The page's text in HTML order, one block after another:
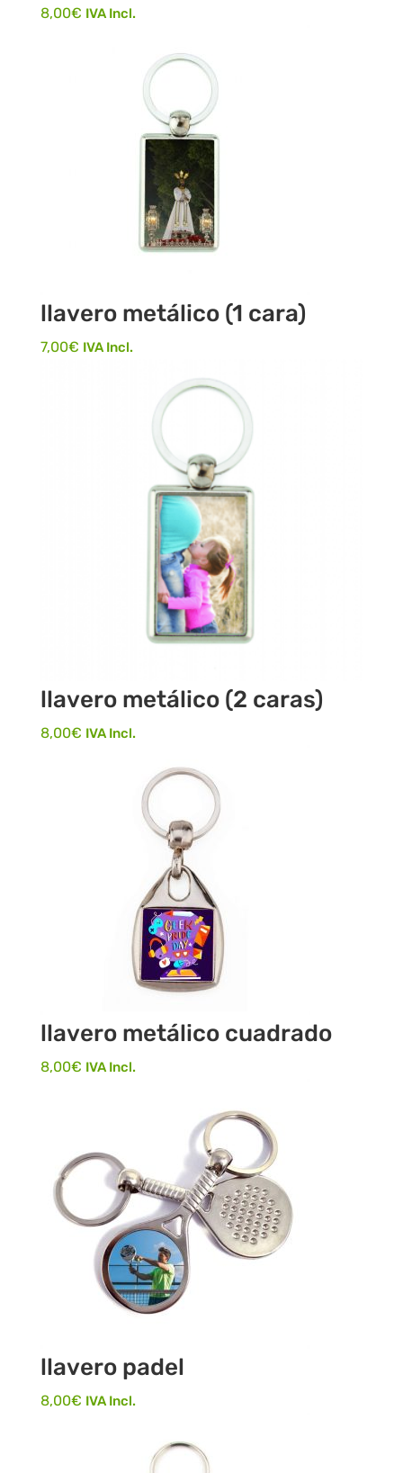
8,00€ IVA Incl.
llavero metálico (1 cara)
7,00€ IVA Incl.
llavero metálico (2 caras)
8,00€ IVA Incl.
llavero metálico cuadrado
8,00€ IVA Incl.
llavero padel
8,00€ IVA Incl.